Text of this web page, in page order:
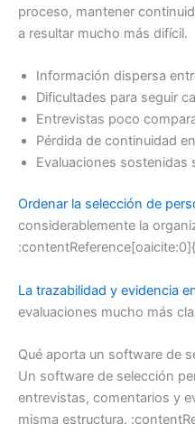
proceso, mantener
a resultar mucho más difícil.
Información dispersa
Dificultades para seguir
Entrevistas poco
Pérdida de continuidad
Evaluaciones
Ordenar la selección de
considerablemente la
La trazabilidad y evidencia
evaluaciones mucho más
Qué aporta un software de
Un software de selección
entrevistas, comentarios y
misma estructura.